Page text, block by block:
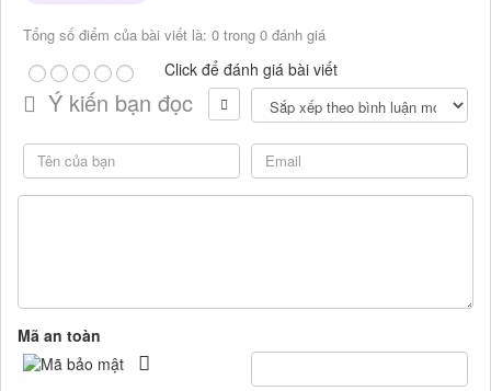
Tổng số điểm của bài viết là: 0 trong 0 đánh giá
Click để đánh giá bài viết
Ý kiến bạn đọc
Mã an toàn